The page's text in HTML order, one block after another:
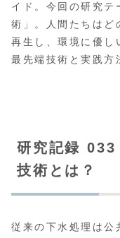
イド。今回の研究テ
術」。人間たちはど
再生し、環境に優し
最先端技術と実践方
研究記録 033
技術とは？
従来の下水処理は公